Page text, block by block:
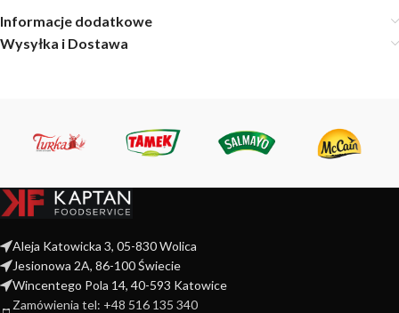
Informacje dodatkowe
Wysyłka i Dostawa
Aleja Katowicka 3, 05-830 Wolica
Jesionowa 2A, 86-100 Świecie
Wincentego Pola 14, 40-593 Katowice
Zamówienia tel: +48 516 135 340